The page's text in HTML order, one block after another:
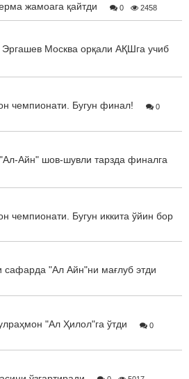
жамоага қайтди 0 2458
Москва орқали АҚШга учиб
чемпионати. Бугун финал!
0
Айн" шов-шувли тарзда финалга
чемпионати. Бугун иккита ўйин бор
"Ал Айн"ни мағлуб этди
"Ал Ҳилол"га ўтди
0